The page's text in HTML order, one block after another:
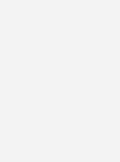
(HSD) ist
2025 können sich
der 25 Plätze
2025/2026
der HSD – in
der